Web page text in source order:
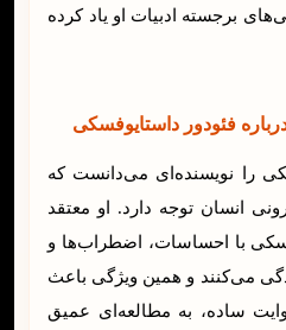
برجسته ادبیات او یاد کرده
فئودور داستایوفسکی
را نویسنده‌ای می‌دانست که
انسان توجه دارد. او معتقد
با احساسات، اضطراب‌ها و
می‌کنند و همین ویژگی باعث
ساده، به مطالعه‌ای عمیق